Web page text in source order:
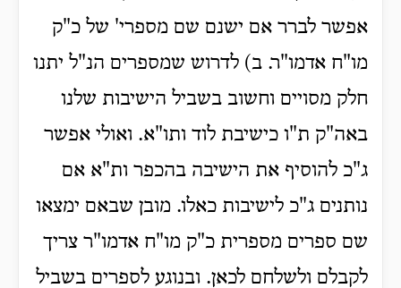
אפשר לברר אם ישנם שם מספרי' של כ"ק
מו"ח אדמו"ר. ב) לדרוש שמספרים הנ"ל יתנו
חלק מסויים וחשוב בשביל הישיבות שלנו
באה"ק ת"ו כישיבת לוד ותו"א. ואולי אפשר
ג"כ להוסיף את הישיבה בהכפר ות"א אם
נותנים ג"כ לישיבות כאלו. מובן שבאם ימצאו
שם ספרים מספרית כ"ק מו"ח אדמו"ר צריך
לקבלם ולשלחם לכאן. ובנוגע לספרים בשביל